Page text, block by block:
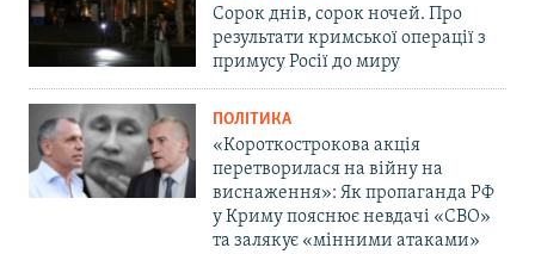
Сорок днів, сорок ночей. Про
результати кримської операції з
примусу Росії до миру
ПОЛІТИКА
«Короткострокова акція
перетворилася на війну на
виснаження»: Як пропаганда РФ
у Криму пояснює невдачі «СВО»
та залякує «мінними атаками»